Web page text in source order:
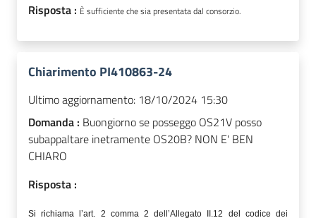
Risposta : È sufficiente che sia presentata dal consorzio.
Chiarimento PI410863-24
Ultimo aggiornamento: 18/10/2024 15:30
Domanda : Buongiorno se posseggo OS21V posso
subappaltare inetramente OS20B? NON E' BEN
CHIARO
Risposta :
Si richiama l’art. 2 comma 2 dell’Allegato II.12 del codice dei